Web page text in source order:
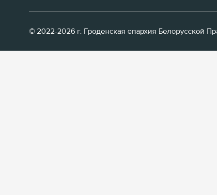
© 2022-2026 г. Гроденская епархия Белорусской